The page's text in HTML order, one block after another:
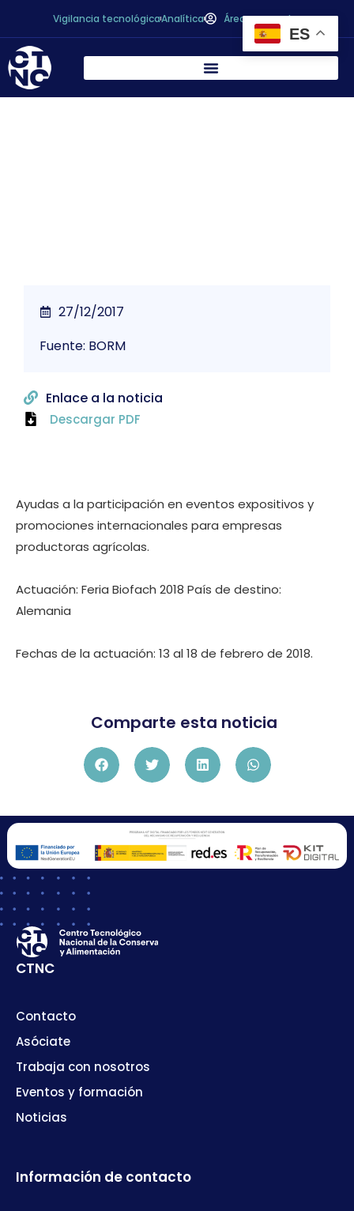
Vigilancia tecnológicaAnalítica Área personal
Ayudas a la participación en eventos expositivos y
promociones internacionales para empresas
productoras agrícolas.
Actuación: Feria Biofach 2018 País de destino:
Alemania
Fechas de la actuación: 13 al 18 de febrero de 2018.
27/12/2017
Fuente: BORM
Enlace a la noticia
Descargar PDF
Comparte esta noticia
CTNC
Contacto
Asóciate
Trabaja con nosotros
Eventos y formación
Noticias
Información de contacto
ES